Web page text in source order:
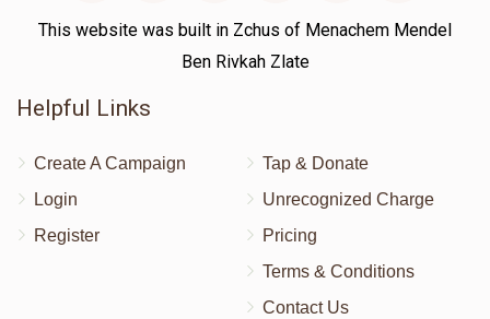
This website was built in Zchus of Menachem Mendel
Ben Rivkah Zlate
Helpful Links
Create A Campaign
Login
Register
Tap & Donate
Unrecognized Charge
Pricing
Terms & Conditions
Contact Us